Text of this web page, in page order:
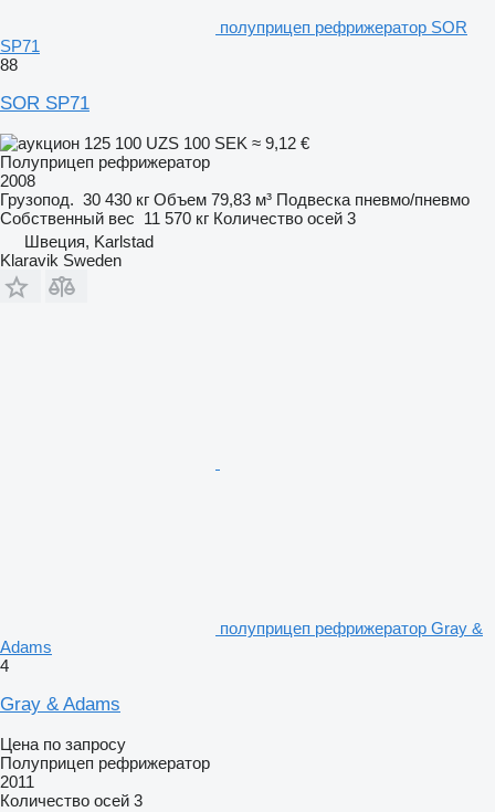
полуприцеп рефрижератор SOR
SP71
88
SOR SP71
125 100 UZS 100 SEK ≈ 9,12 €
Полуприцеп рефрижератор
2008
Грузопод. 30 430 кг Объем 79,83 м³ Подвеска пневмо/пневмо
Собственный вес 11 570 кг Количество осей 3
Швеция, Karlstad
Klaravik Sweden
полуприцеп рефрижератор Gray &
Adams
4
Gray & Adams
Цена по запросу
Полуприцеп рефрижератор
2011
Количество осей 3